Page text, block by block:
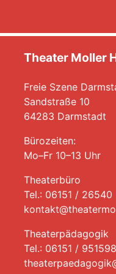
Theater Moller
Freie Szene
Sandstraße 10
64283 Darmstadt
Bürozeiten:
Mo–Fr 10–13 Uhr
Theaterbüro
Tel.: 06151 / 26540
Theaterpädagogik
Tel.: 06151 /